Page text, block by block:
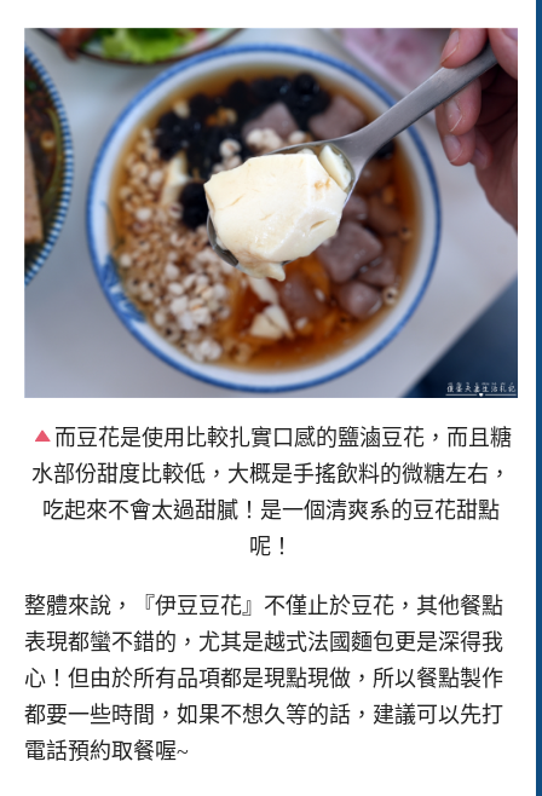
而豆花是使用比較扎實口感的鹽滷豆花，而且糖
水部份甜度比較低，大概是手搖飲料的微糖左右，
吃起來不會太過甜膩！是一個清爽系的豆花甜點
呢！
整體來說，『伊豆豆花』不僅止於豆花，其他餐點
表現都蠻不錯的，尤其是越式法國麵包更是深得我
心！但由於所有品項都是現點現做，所以餐點製作
都要一些時間，如果不想久等的話，建議可以先打
電話預約取餐喔~